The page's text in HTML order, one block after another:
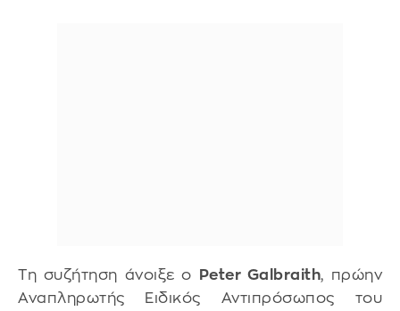
Τη συζήτηση άνοιξε ο Peter Galbraith, πρώην
Αναπληρωτής Ειδικός Αντιπρόσωπος του